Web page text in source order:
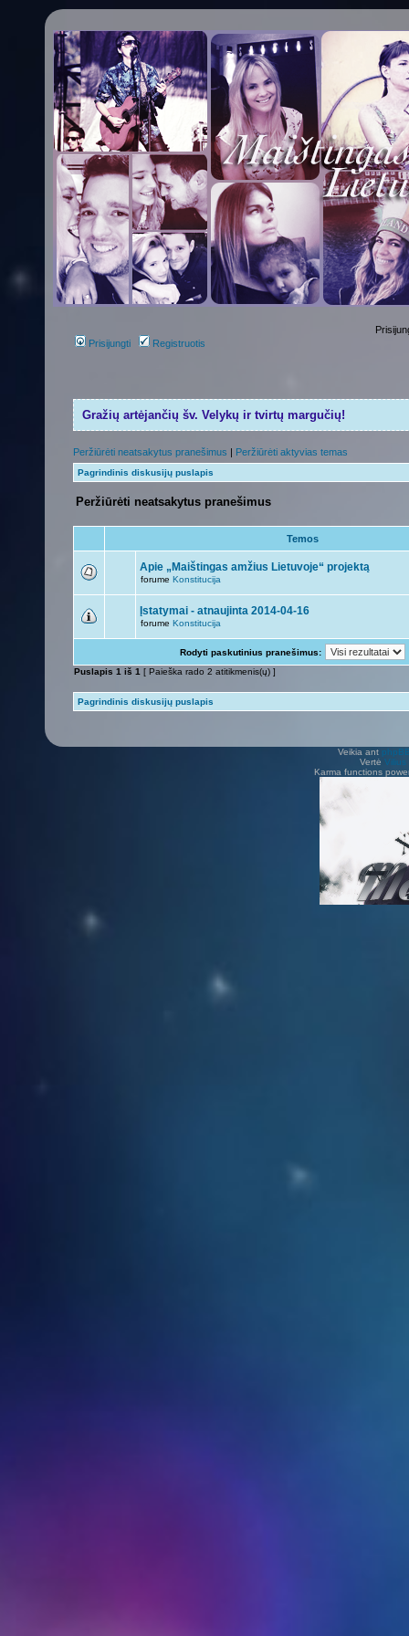
Prisijungti Registruotis
Gražių artėjančių šv. Velykų ir tvirtų margučių!
Peržiūrėti neatsakytus pranešimus | Peržiūrėti aktyvias temas
Pagrindinis diskusijų puslapis
Peržiūrėti neatsakytus pranešimus
Temos
Apie „Maištingas amžius Lietuvoje“ projektą
forume Konstitucija
Įstatymai - atnaujinta 2014-04-16
forume Konstitucija
Rodyti paskutinius pranešimus:
Puslapis 1 iš 1 [ Paieška rado 2 atitikmenis(ų) ]
Pagrindinis diskusijų puslapis
Veikia ant
Vertė Vilius
Karma functions